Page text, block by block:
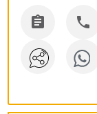
 